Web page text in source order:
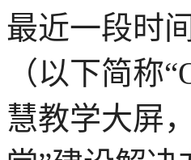
最近一段时
（以下简称
慧教学大屏